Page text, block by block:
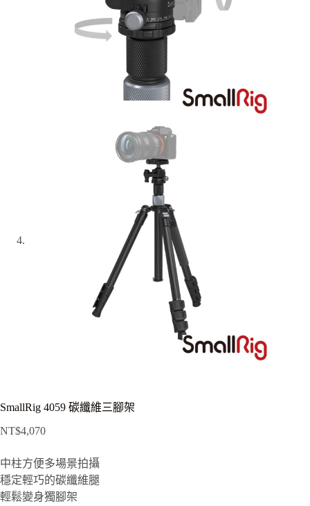
SmallRig 4059 碳纖維三腳架
NT$4,070
中柱方便多場景拍攝
穩定輕巧的碳纖維腿
輕鬆變身獨腳架